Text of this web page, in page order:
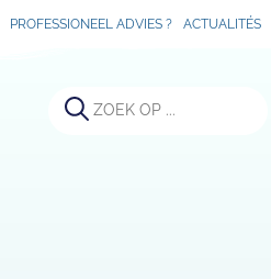
PROFESSIONEEL ADVIES ? ACTUALITÉS